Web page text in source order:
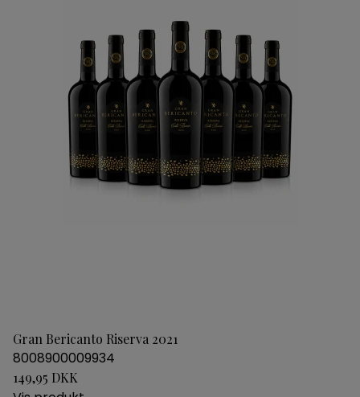
Gran Bericanto Riserva 2021
8008900009934
149,95 DKK